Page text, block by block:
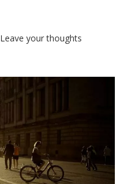
Leave your thoughts